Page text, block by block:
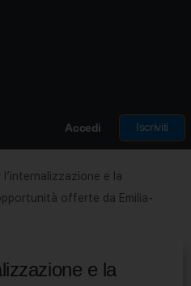
Accedi Iscriviti
l’internalizzazione e la
offerte da Emilia-
e la